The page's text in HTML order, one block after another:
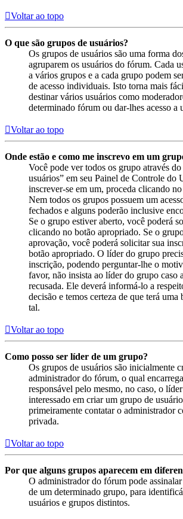
Voltar ao topo
O que são grupos de usuários?
Os grupos de usuários são uma forma
agruparem os usuários do fórum. Cada
a vários grupos e a cada grupo podem
de acesso individuais. Isto torna mais
destinar vários usuários como
determinado fórum ou dar-lhes acesso a
Voltar ao topo
Onde estão e como me inscrevo em um
Você pode ver todos os grupo através
usuários” em seu Painel de Controle do
inscrever-se em um, proceda clicando
Nem todos os grupos possuem um
fechados e alguns poderão inclusive
Se o grupo estiver aberto, você poderá
clicando no botão apropriado. Se o
aprovação, você poderá solicitar sua
botão apropriado. O líder do grupo
inscrição, podendo perguntar-lhe o
favor, não insista ao líder do grupo caso
recusada. Ele deverá informá-lo a
decisão e temos certeza de que terá
tal.
Voltar ao topo
Como posso ser líder de um grupo?
Os grupos de usuários são inicialmente
administrador do fórum, o qual
responsável pelo mesmo, no caso, o
interessado em criar um grupo de
primeiramente contatar o administrador
privada.
Voltar ao topo
Por que alguns grupos aparecem em
O administrador do fórum pode
de um determinado grupo, para
usuários e grupos distintos.